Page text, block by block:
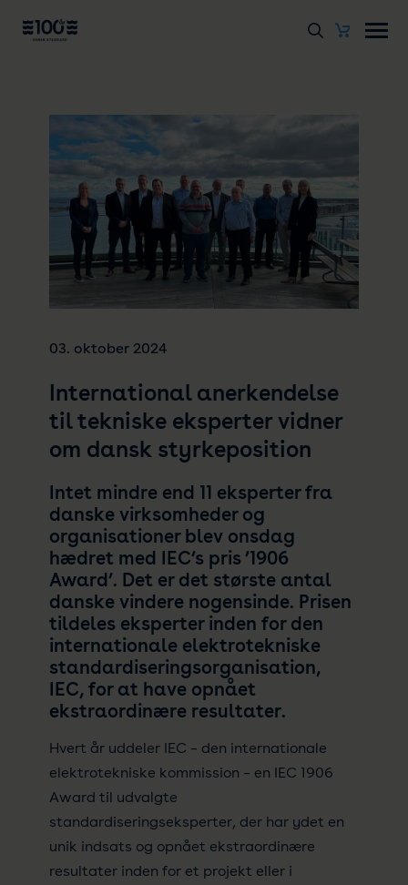
03. oktober 2024
International anerkendelse
til tekniske eksperter vidner
om dansk styrkeposition
Intet mindre end 11 eksperter fra
danske virksomheder og
organisationer blev onsdag
hædret med IEC’s pris ’1906
Award’. Det er det største antal
danske vindere nogensinde. Prisen
tildeles eksperter inden for den
internationale elektrotekniske
standardiseringsorganisation,
IEC, for at have opnået
ekstraordinære resultater.
Hvert år uddeler IEC – den internationale
elektrotekniske kommission – en IEC 1906
Award til udvalgte
standardiseringseksperter, der har ydet en
unik indsats og opnået ekstraordinære
resultater inden for et projekt eller i